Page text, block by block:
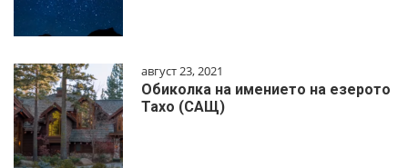
август 23, 2021
Обиколка на имението на езерото
Тахо (САЩ)